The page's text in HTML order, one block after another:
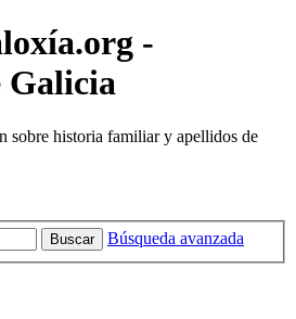
-
Galicia
sobre historia familiar y apellidos de
Buscar Búsqueda avanzada